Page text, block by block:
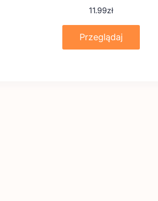
11.99zł
Przeglądaj